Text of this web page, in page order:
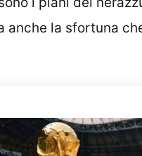
la sfortuna